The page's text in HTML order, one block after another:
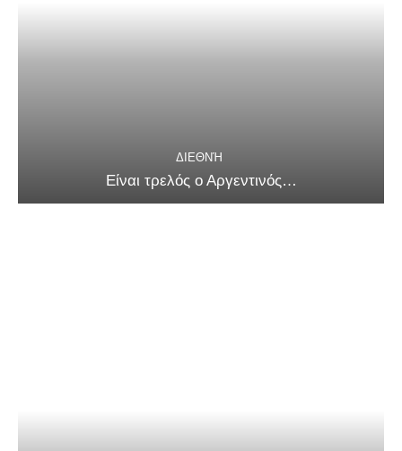
ΔΙΕΘΝΉ
Είναι τρελός ο Αργεντινός…